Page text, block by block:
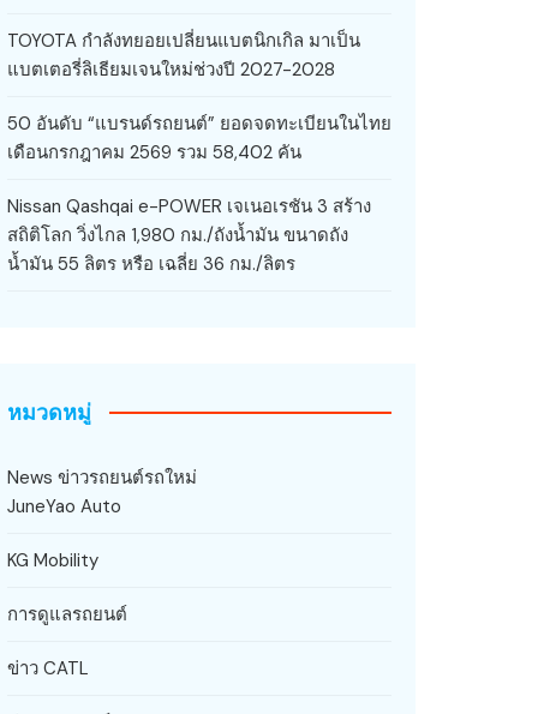
TOYOTA กำลังทยอยเปลี่ยนแบตนิกเกิล มาเป็น
แบตเตอรี่ลิเธียมเจนใหม่ช่วงปี 2027-2028
50 อันดับ “แบรนด์รถยนต์” ยอดจดทะเบียนในไทย
เดือนกรกฎาคม 2569 รวม 58,402 คัน
Nissan Qashqai e-POWER เจเนอเรชัน 3 สร้าง
สถิติโลก วิ่งไกล 1,980 กม./ถังน้ำมัน ขนาดถัง
น้ำมัน 55 ลิตร หรือ เฉลี่ย 36 กม./ลิตร
หมวดหมู่
News ข่าวรถยนต์รถใหม่
JuneYao Auto
KG Mobility
การดูแลรถยนต์
ข่าว CATL